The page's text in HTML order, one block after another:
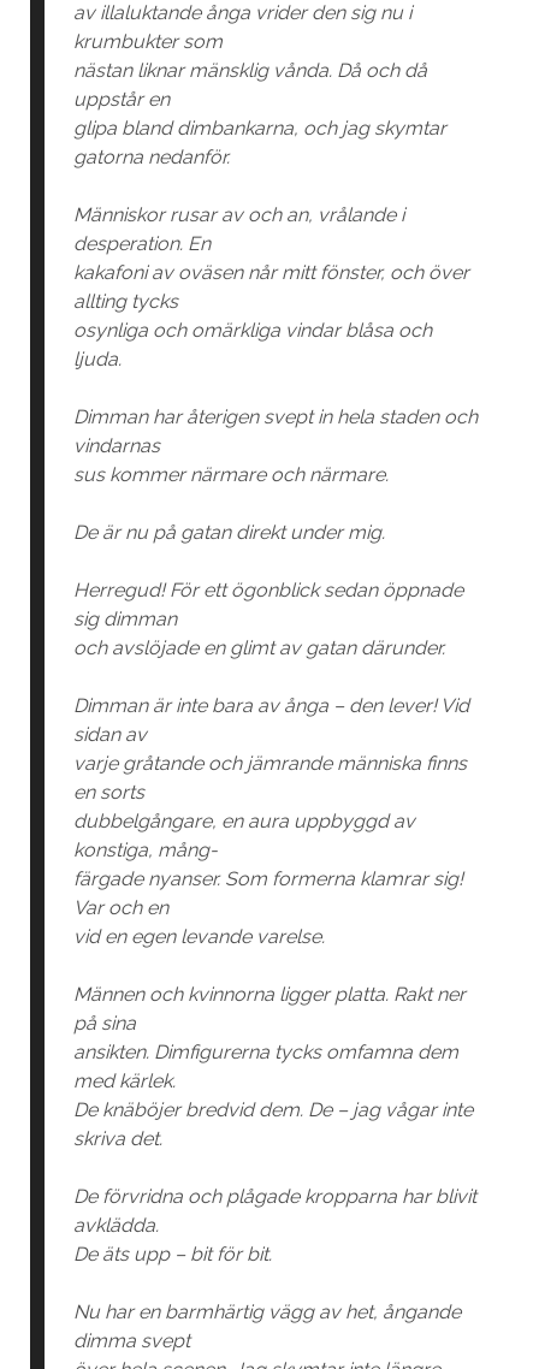
av illaluktande ånga vrider den sig nu i
krumbukter som
nästan liknar mänsklig vånda. Då och då
uppstår en
glipa bland dimbankarna, och jag skymtar
gatorna nedanför.
Människor rusar av och an, vrålande i
desperation. En
kakafoni av oväsen når mitt fönster, och över
allting tycks
osynliga och omärkliga vindar blåsa och
ljuda.
Dimman har återigen svept in hela staden och
vindarnas
sus kommer närmare och närmare.
De är nu på gatan direkt under mig.
Herregud! För ett ögonblick sedan öppnade
sig dimman
och avslöjade en glimt av gatan därunder.
Dimman är inte bara av ånga – den lever! Vid
sidan av
varje gråtande och jämrande människa finns
en sorts
dubbelgångare, en aura uppbyggd av
konstiga, mång-
färgade nyanser. Som formerna klamrar sig!
Var och en
vid en egen levande varelse.
Männen och kvinnorna ligger platta. Rakt ner
på sina
ansikten. Dimfigurerna tycks omfamna dem
med kärlek.
De knäböjer bredvid dem. De – jag vågar inte
skriva det.
De förvridna och plågade kropparna har blivit
avklädda.
De äts upp – bit för bit.
Nu har en barmhärtig vägg av het, ångande
dimma svept